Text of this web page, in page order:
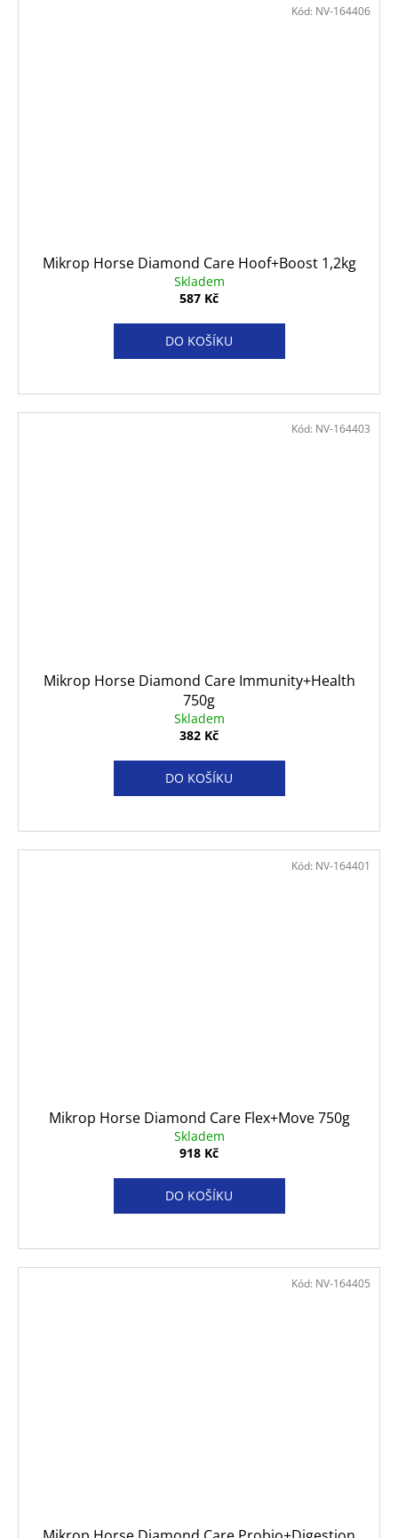
Mikrop Horse Diamond Care Hoof+Boost 1,2kg
Skladem
587 Kč
DO KOŠÍKU
Kód: NV-164406
Mikrop Horse Diamond Care Immunity+Health
750g
Skladem
382 Kč
DO KOŠÍKU
Kód: NV-164403
Mikrop Horse Diamond Care Flex+Move 750g
Skladem
918 Kč
DO KOŠÍKU
Kód: NV-164401
Kód: NV-164405